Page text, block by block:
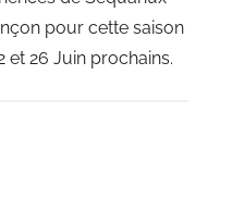
pour cette saison
et 26 Juin prochains.